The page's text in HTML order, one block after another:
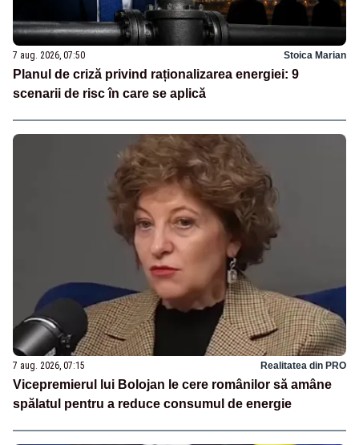
7 aug. 2026, 07:50 Stoica Marian
Planul de criză privind raționalizarea energiei: 9
scenarii de risc în care se aplică
7 aug. 2026, 07:15 Realitatea din PRO
Vicepremierul lui Bolojan le cere românilor să amâne
spălatul pentru a reduce consumul de energie